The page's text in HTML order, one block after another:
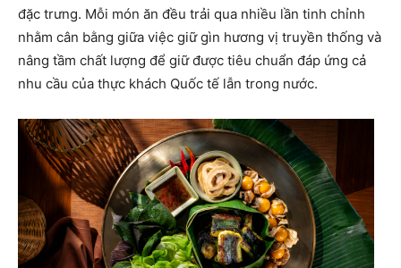
đặc trưng. Mỗi món ăn đều trải qua nhiều lần tinh chỉnh
nhằm cân bằng giữa việc giữ gìn hương vị truyền thống và
nâng tầm chất lượng để giữ được tiêu chuẩn đáp ứng cả
nhu cầu của thực khách Quốc tế lẫn trong nước.